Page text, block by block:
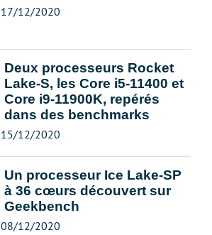
17/12/2020
Deux processeurs Rocket
Lake-S, les Core i5-11400 et
Core i9-11900K, repérés
dans des benchmarks
15/12/2020
Un processeur Ice Lake-SP
à 36 cœurs découvert sur
Geekbench
08/12/2020